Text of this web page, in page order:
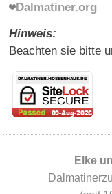
Dalmatiner.org
Hinweis:
Beachten sie bitte
Elke